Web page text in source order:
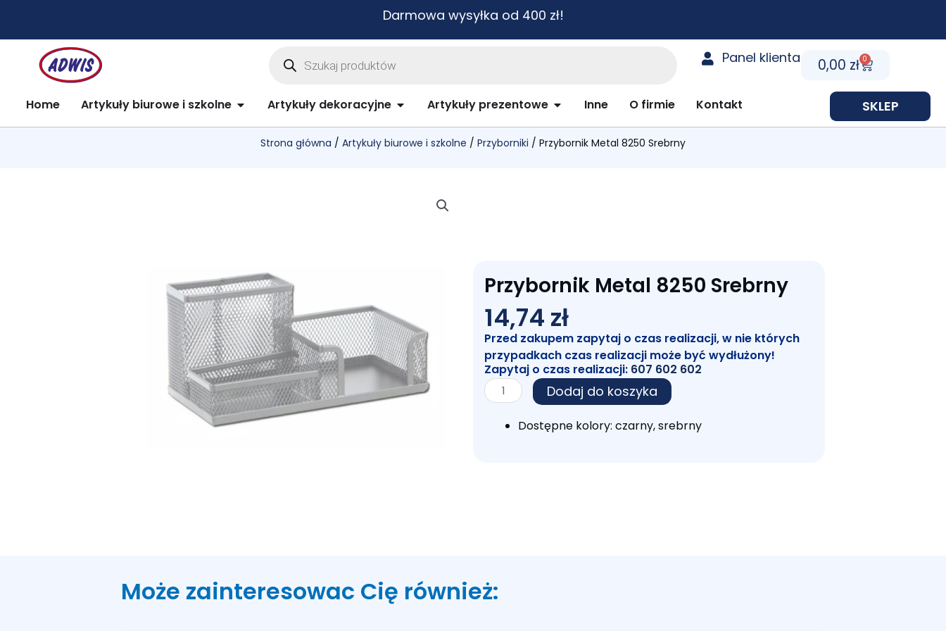
treści
Darmowa wysyłka od 400 zł!
Wyszukiwarka
Panel klienta 0,00 zł 0
Cart
Home Artykuły biurowe i szkolne Open Artykuły biurowe i szkolne
Artykuły dekoracyjne Open Artykuły dekoracyjne
Artykuły prezentowe Open Artykuły prezentowe
Inne O firmie Kontakt SKLEP
Strona główna / Artykuły biurowe i szkolne / Przyborniki / Przybornik Metal 8250 Srebrny
Przybornik Metal 8250 Srebrny
14,74 zł
Przed zakupem zapytaj o czas realizacji, w nie których
przypadkach czas realizacji może być wydłużony!
Zapytaj o czas realizacji: 607 602 602
ilość
Przybornik
Dodaj do koszyka
Dostępne kolory: czarny, srebrny
Może zainteresowac Cię również: